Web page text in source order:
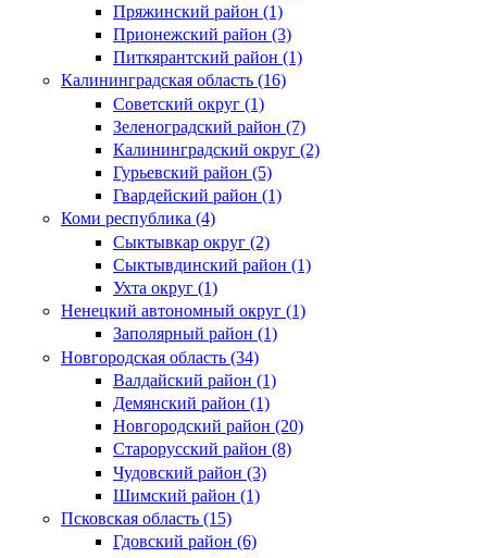
Пряжинский район (1)
Прионежский район (3)
Питкярантский район (1)
Калининградская область (16)
Советский округ (1)
Зеленоградский район (7)
Калининградский округ (2)
Гурьевский район (5)
Гвардейский район (1)
Коми республика (4)
Сыктывкар округ (2)
Сыктывдинский район (1)
Ухта округ (1)
Ненецкий автономный округ (1)
Заполярный район (1)
Новгородская область (34)
Валдайский район (1)
Демянский район (1)
Новгородский район (20)
Старорусский район (8)
Чудовский район (3)
Шимский район (1)
Псковская область (15)
Гдовский район (6)